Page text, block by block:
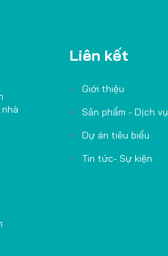
Liên kết
Giới thiệu
Sản phẩm - Dịch vụ
Dự án tiêu biểu
Tin tức- Sự kiện